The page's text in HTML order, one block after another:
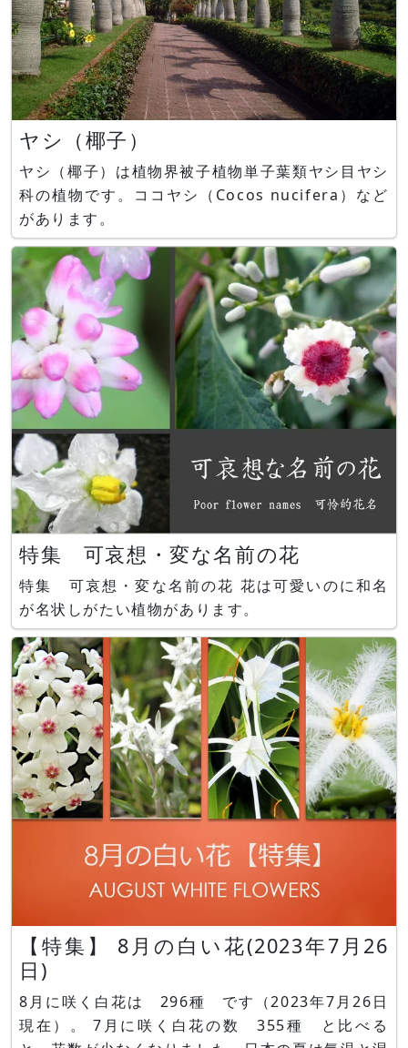
ヤシ（椰子）
ヤシ（椰子）は植物界被子植物単子葉類ヤシ目ヤシ
科の植物です。ココヤシ（Cocos nucifera）など
があります。
特集 可哀想・変な名前の花
特集 可哀想・変な名前の花 花は可愛いのに和名
が名状しがたい植物があります。
【特集】 8月の白い花(2023年7月26
日)
8月に咲く白花は 296種 です（2023年7月26日
現在）。 7月に咲く白花の数 355種 と比べる